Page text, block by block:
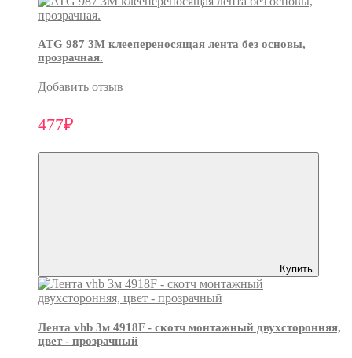
ATG 987 3М клеепереносящая лента без основы,
прозрачная.
Добавить отзыв
477₽
Купить
Лента vhb 3м 4918F - скотч монтажный двухсторонняя,
цвет - прозрачный